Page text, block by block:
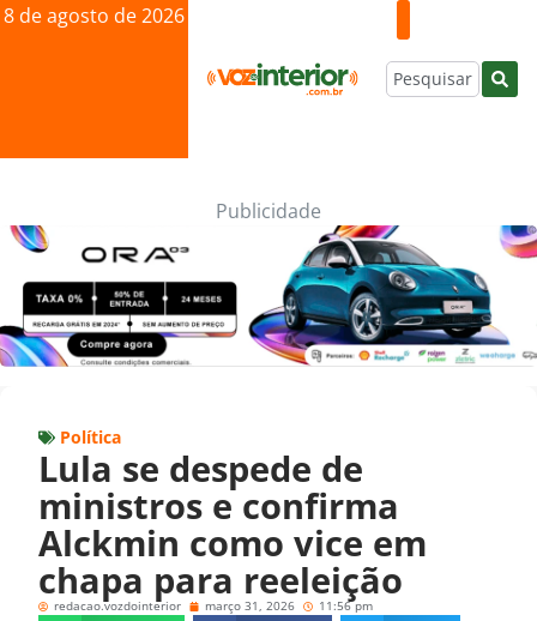
8 de agosto de 2026
Publicidade
Política
Lula se despede de
ministros e confirma
Alckmin como vice em
chapa para reeleição
redacao.vozdointerior março 31, 2026 11:56 pm